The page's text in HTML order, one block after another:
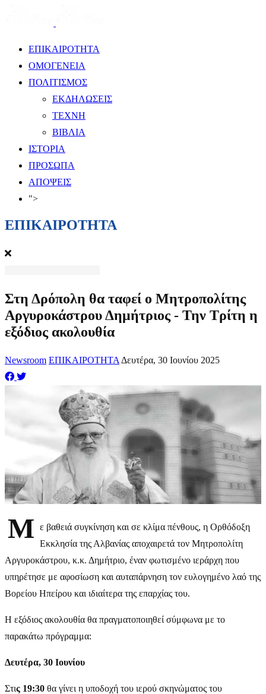
ΕΠΙΚΑΙΡΟΤΗΤΑ
ΟΜΟΓΕΝΕΙΑ
ΠΟΛΙΤΙΣΜΟΣ
ΕΚΔΗΛΩΣΕΙΣ
ΤΕΧΝΗ
ΒΙΒΛΙΑ
ΙΣΤΟΡΙΑ
ΠΡΟΣΩΠΑ
ΑΠΟΨΕΙΣ
">
ΕΠΙΚΑΙΡΟΤΗΤΑ
Στη Δρόπολη θα ταφεί ο Μητροπολίτης
Αργυροκάστρου Δημήτριος - Την Τρίτη η
εξόδιος ακολουθία
Newsroom ΕΠΙΚΑΙΡΟΤΗΤΑ Δευτέρα, 30 Ιουνίου 2025
Μ
ε βαθειά συγκίνηση και σε κλίμα πένθους, η Ορθόδοξη
Εκκλησία της Αλβανίας αποχαιρετά τον Μητροπολίτη
Αργυροκάστρου, κ.κ. Δημήτριο, έναν φωτισμένο ιεράρχη που
υπηρέτησε με αφοσίωση και αυταπάρνηση τον ευλογημένο λαό της
Βορείου Ηπείρου και ιδιαίτερα της επαρχίας του.
Η εξόδιος ακολουθία θα πραγματοποιηθεί σύμφωνα με το
παρακάτω πρόγραμμα:
Δευτέρα, 30 Ιουνίου
Στις 19:30 θα γίνει η υποδοχή του ιερού σκηνώματος του